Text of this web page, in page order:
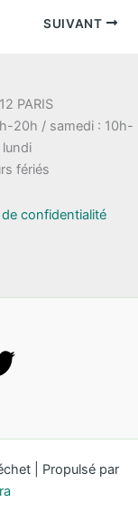
SUIVANT
PARIS
20h / samedi : 10h-
fériés
confidentialité
| Propulsé par